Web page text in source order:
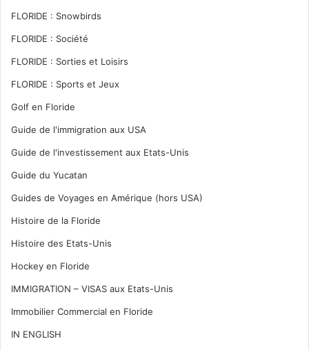
FLORIDE : Snowbirds
FLORIDE : Société
FLORIDE : Sorties et Loisirs
FLORIDE : Sports et Jeux
Golf en Floride
Guide de l'immigration aux USA
Guide de l'investissement aux Etats-Unis
Guide du Yucatan
Guides de Voyages en Amérique (hors USA)
Histoire de la Floride
Histoire des Etats-Unis
Hockey en Floride
IMMIGRATION – VISAS aux Etats-Unis
Immobilier Commercial en Floride
IN ENGLISH